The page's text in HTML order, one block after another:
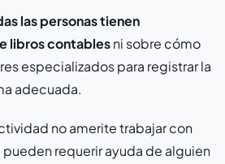
las personas tienen
libros contablesni sobre cómo
especializados para registrar la
adecuada.
no amerite trabajar con
pueden requerir ayuda de alguien